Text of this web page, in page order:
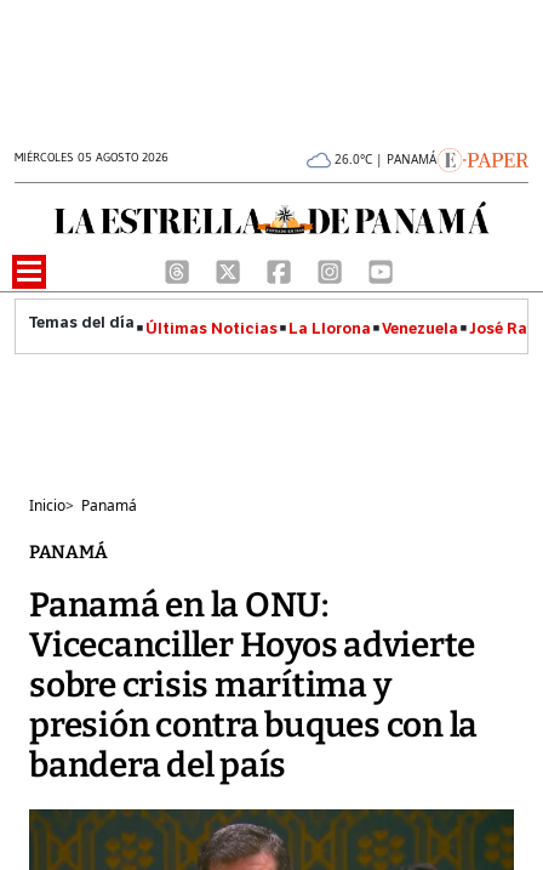
MIÉRCOLES 05 AGOSTO 2026 26.0°C | PANAMÁ
Últimas Noticias La Llorona Venezuela José
Inicio> Panamá
PANAMÁ
Panamá en la ONU:
Vicecanciller Hoyos advierte
sobre crisis marítima y
presión contra buques con la
bandera del país